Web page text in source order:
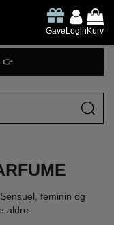
GaveLoginKurv
feminin og
aldre.